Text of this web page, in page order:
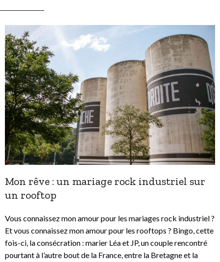
Mon rêve : un mariage rock industriel sur
un rooftop
Vous connaissez mon amour pour les mariages rock industriel ?
Et vous connaissez mon amour pour les rooftops ? Bingo, cette
fois-ci, la consécration : marier Léa et JP, un couple rencontré
pourtant à l’autre bout de la France, entre la Bretagne et la